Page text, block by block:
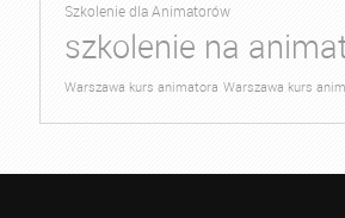
Szkolenie dla Animatorów
szkolenie na
Warszawa kurs animatora Warszawa kurs